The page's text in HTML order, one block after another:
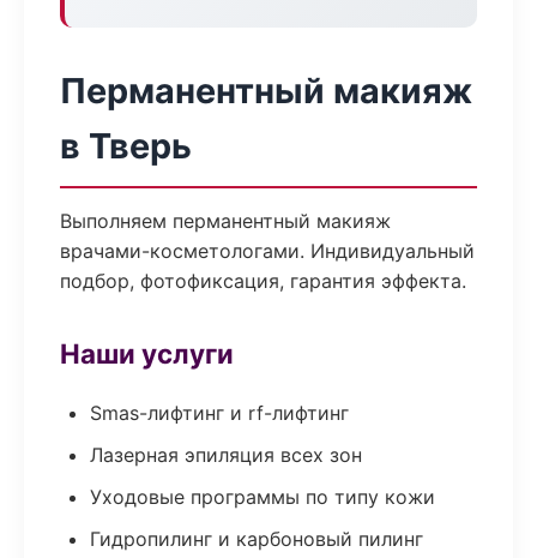
Перманентный макияж
в Тверь
Выполняем перманентный макияж
врачами-косметологами. Индивидуальный
подбор, фотофиксация, гарантия эффекта.
Наши услуги
Smas-лифтинг и rf-лифтинг
Лазерная эпиляция всех зон
Уходовые программы по типу кожи
Гидропилинг и карбоновый пилинг